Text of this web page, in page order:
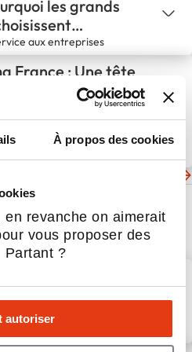
À propos des cookies
revanche on aimerait
vous proposer des
Partant ?
autoriser
les grands
? aux entreprises
France : Une tête
en séminaire pour
de ses
du secteur
Espresso